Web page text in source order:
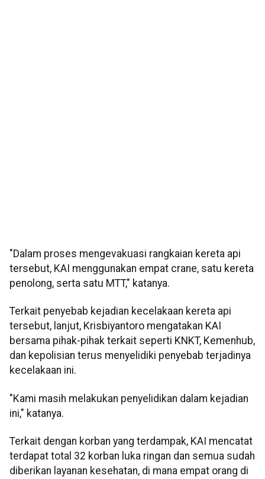
"Dalam proses mengevakuasi rangkaian kereta api
tersebut, KAI menggunakan empat crane, satu kereta
penolong, serta satu MTT," katanya.
Terkait penyebab kejadian kecelakaan kereta api
tersebut, lanjut, Krisbiyantoro mengatakan KAI
bersama pihak-pihak terkait seperti KNKT, Kemenhub,
dan kepolisian terus menyelidiki penyebab terjadinya
kecelakaan ini.
"Kami masih melakukan penyelidikan dalam kejadian
ini," katanya.
Terkait dengan korban yang terdampak, KAI mencatat
terdapat total 32 korban luka ringan dan semua sudah
diberikan layanan kesehatan, di mana empat orang di